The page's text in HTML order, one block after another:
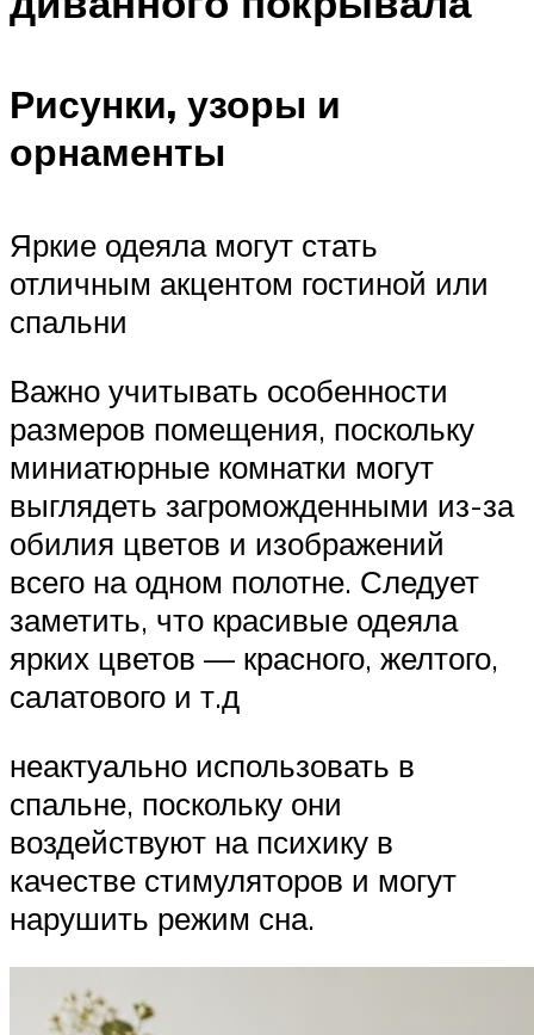
Рисунки, узоры и
орнаменты
Яркие одеяла могут стать
отличным акцентом гостиной или
спальни
Важно учитывать особенности
размеров помещения, поскольку
миниатюрные комнатки могут
выглядеть загроможденными из-за
обилия цветов и изображений
всего на одном полотне. Следует
заметить, что красивые одеяла
ярких цветов — красного, желтого,
салатового и т.д
неактуально использовать в
спальне, поскольку они
воздействуют на психику в
качестве стимуляторов и могут
нарушить режим сна.